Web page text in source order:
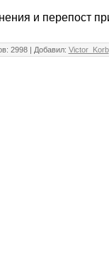
и перепост
2998 | Добавил: Victor_Korb